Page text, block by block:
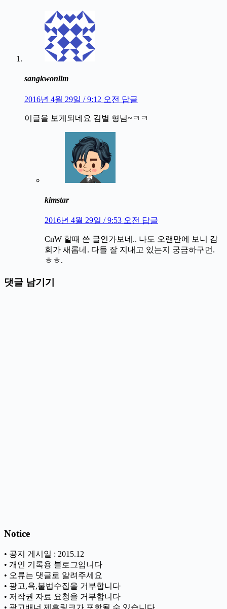
sangkwonlim
2016년 4월 29일 / 9:12 오전 답글
이글을 보게되네요 김별 형님~ㅋㅋ
kimstar
2016년 4월 29일 / 9:53 오전 답글
CnW 할때 쓴 글인가보네.. 나도 오랜만에 보니 감
회가 새롭네. 다들 잘 지내고 있는지 궁금하구먼.
ㅎㅎ.
댓글 남기기
Notice
• 공지 게시일 : 2015.12
• 개인 기록용 블로그입니다
• 오류는 댓글로 알려주세요
• 광고,욕,불법수집을 거부합니다
• 저작권 자료 요청을 거부합니다
• 광고배너,제휴링크가 포함될 수 있습니다